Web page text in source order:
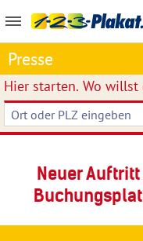
Presse
Hier starten. Wo willst
Neuer